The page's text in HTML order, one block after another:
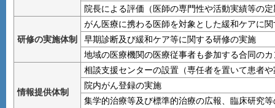
院長による評価（医師の専門性や活動実績等の
研修の実施体制
がん医療に携わる医師を対象とした緩和ケアに
早期診断及び緩和ケア等に関する研修の実施
地域の医療機関の医療従事者も参加する合同の
情報提供体制
相談支援センターの設置（専任者を置いて患者
院内がん登録の実施
集学的治療等及び標準的治療の広報、臨床研究